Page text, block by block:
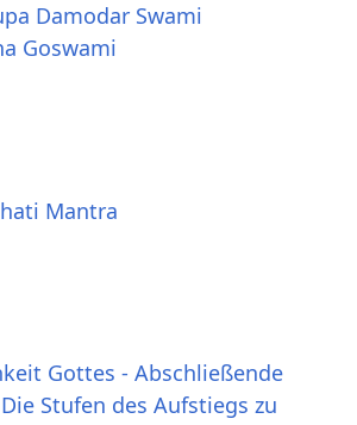
Damodar Swami
Goswami
Mantra
Gottes - Abschließende
Stufen des Aufstiegs zu